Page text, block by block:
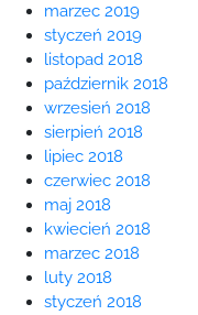
marzec 2019
styczeń 2019
listopad 2018
październik 2018
wrzesień 2018
sierpień 2018
lipiec 2018
czerwiec 2018
maj 2018
kwiecień 2018
marzec 2018
luty 2018
styczeń 2018